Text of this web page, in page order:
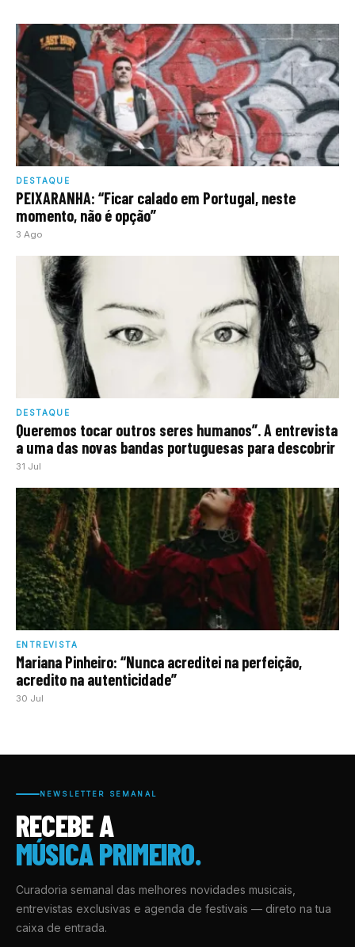
DESTAQUE
PEIXARANHA: “Ficar calado em Portugal, neste
momento, não é opção”
3 Ago
DESTAQUE
Queremos tocar outros seres humanos”. A entrevista
a uma das novas bandas portuguesas para descobrir
31 Jul
ENTREVISTA
Mariana Pinheiro: “Nunca acreditei na perfeição,
acredito na autenticidade”
30 Jul
NEWSLETTER SEMANAL
RECEBE A
MÚSICA PRIMEIRO.
Curadoria semanal das melhores novidades musicais,
entrevistas exclusivas e agenda de festivais — direto na tua
caixa de entrada.